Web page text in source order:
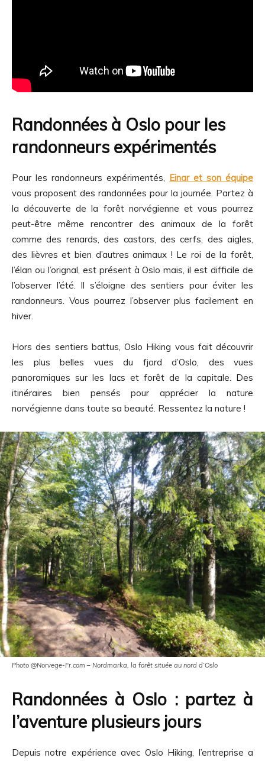
Randonnées à Oslo pour les
randonneurs expérimentés
Pour les randonneurs expérimentés, Einar et son équipe
vous proposent des randonnées pour la journée. Partez à
la découverte de la forêt norvégienne et vous pourrez
peut-être même rencontrer des animaux de la forêt
comme des renards, des castors, des cerfs, des aigles,
des lièvres et bien d’autres animaux ! Le roi de la forêt,
l’élan ou l’orignal, est présent à Oslo mais, il est difficile de
l’observer l’été. Il s’éloigne des sentiers pour éviter les
randonneurs. Vous pourrez l’observer plus facilement en
hiver.
Hors des sentiers battus, Oslo Hiking vous fait découvrir
les plus belles vues du fjord d’Oslo, des vues
panoramiques sur les lacs et forêt de la capitale. Des
itinéraires bien pensés pour apprécier la nature
norvégienne dans toute sa beauté. Ressentez la nature !
Photo @Norvege-Fr.com – Nordmarka, la forêt située au nord d’Oslo
Randonnées à Oslo : partez à
l’aventure plusieurs jours
Depuis notre expérience avec Oslo Hiking, l’entreprise a